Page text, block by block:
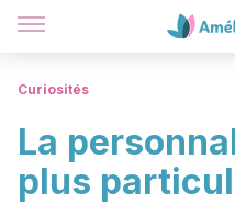
Curiosités
La
plus